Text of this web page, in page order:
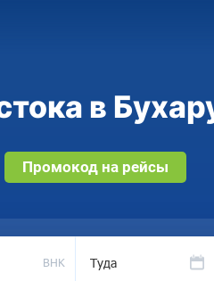
в
Промокод на рейсы
BHK Туда